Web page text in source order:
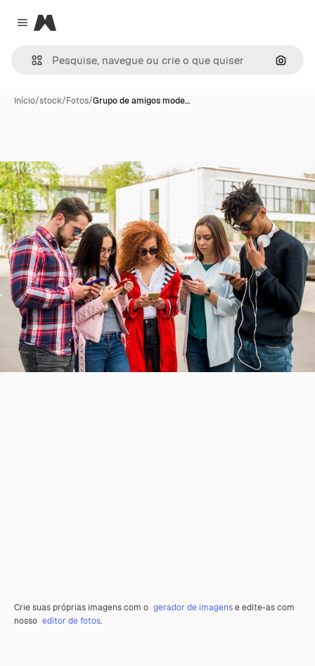
Close menu
Magnific
Início/stock/Fotos/Grupo de amigos mode…
Crie suas próprias imagens com o gerador de imagense edite-as com
nosso editor de fotos.